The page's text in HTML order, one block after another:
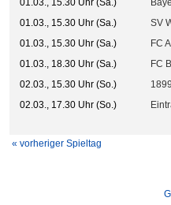
01.03., 15.30 Uhr (Sa.)
01.03., 15.30 Uhr (Sa.)
SV
01.03., 15.30 Uhr (Sa.)
FC
01.03., 18.30 Uhr (Sa.)
FC
02.03., 15.30 Uhr (So.)
02.03., 17.30 Uhr (So.)
« vorheriger Spieltag